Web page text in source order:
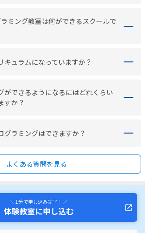
ミング教室は何ができるスクールで
キュラムになっていますか？
ができるようになるにはどれくらい
すか？
グラミングはできますか？
よくある質問を見る
＼ 1分で申し込み完了！ ／
体験教室に申し込む